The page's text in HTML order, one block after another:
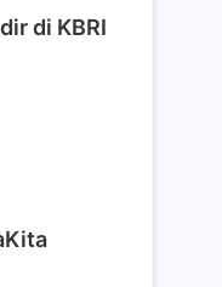
di KBRI